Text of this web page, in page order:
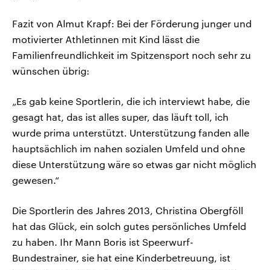
Fazit von Almut Krapf: Bei der Förderung junger und
motivierter Athletinnen mit Kind lässt die
Familienfreundlichkeit im Spitzensport noch sehr zu
wünschen übrig:
„Es gab keine Sportlerin, die ich interviewt habe, die
gesagt hat, das ist alles super, das läuft toll, ich
wurde prima unterstützt. Unterstützung fanden alle
hauptsächlich im nahen sozialen Umfeld und ohne
diese Unterstützung wäre so etwas gar nicht möglich
gewesen.“
Die Sportlerin des Jahres 2013, Christina Obergföll
hat das Glück, ein solch gutes persönliches Umfeld
zu haben. Ihr Mann Boris ist Speerwurf-
Bundestrainer, sie hat eine Kinderbetreuung, ist